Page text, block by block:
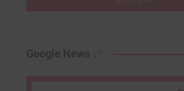
Google News